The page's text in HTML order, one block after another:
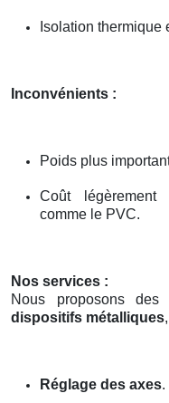
Isolation thermique
Inconvénients :
Poids plus
Coût légèrement
comme le PVC.
Nos services :
Nous proposons des
dispositifs métalliques
Réglage des axes.